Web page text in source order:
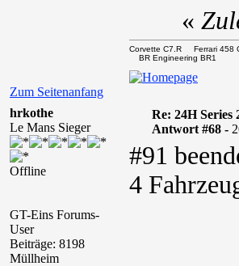
Zum Seitenanfang
«
Corvette C7.R Ferrari
BR Engineering BR1
hrkothe
Le Mans Sieger
Offline
GT-Eins Forums-
User
Beiträge: 8198
Müllheim
Re: 24H Series
Antwort #68 -
#91
4